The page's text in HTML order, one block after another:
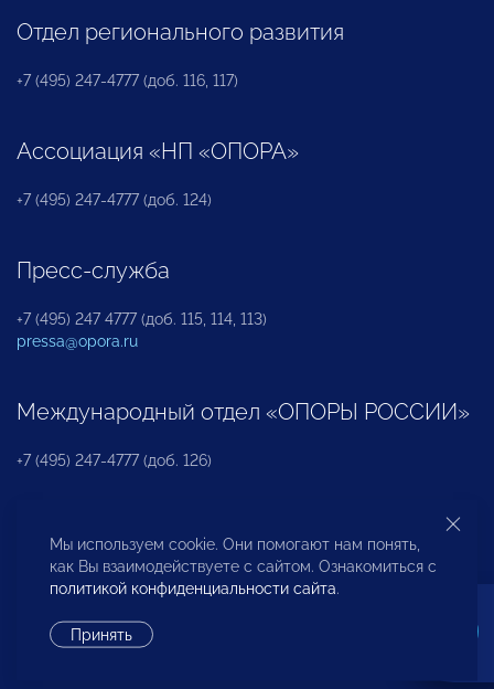
Отдел регионального развития
+7 (495) 247-4777 (доб. 116, 117)
Ассоциация «НП «ОПОРА»
+7 (495) 247-4777 (доб. 124)
Пресс-служба
+7 (495) 247 4777 (доб. 115, 114, 113)
pressa@opora.ru
Международный отдел «ОПОРЫ РОССИИ»
+7 (495) 247-4777 (доб. 126)
Бюро по защите прав предпринимателей и
инвесторов
Мы используем cookie. Они помогают нам понять,
как Вы взаимодействуете с сайтом. Ознакомиться с
политикой конфиденциальности сайта.
Принять